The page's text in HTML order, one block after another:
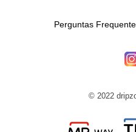
Perguntas
© 2022